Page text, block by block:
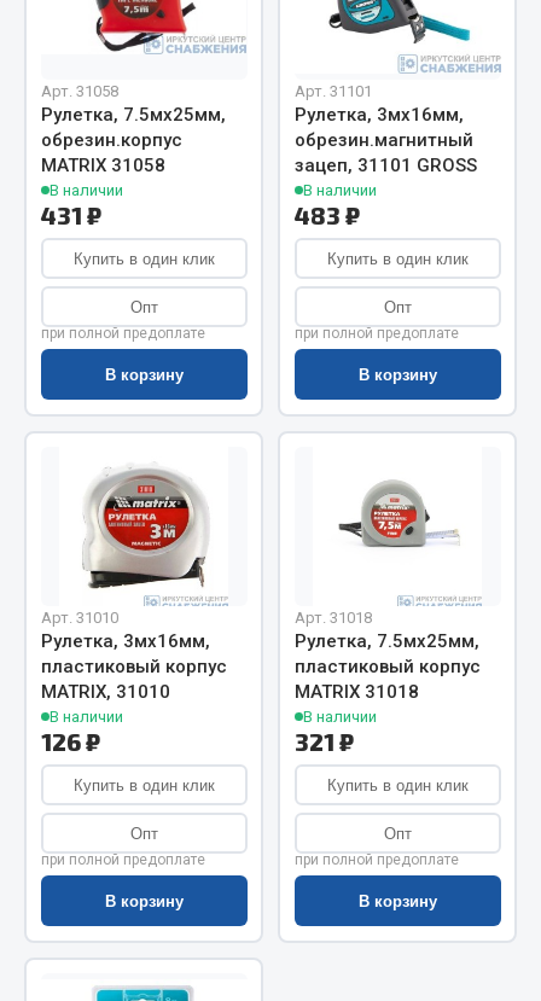
Весь раздел
Автомобильная электрика
Автолампы
Блоки реле и предохранителей
Вилки нагрузочные
Выключатели и переключатели клавишные
Выключатели кнопочные
Выключатель массы
Изолента
Показать ещё
Весь раздел
Запчасти на полуприцепы
Амортизаторы для полуприцепов
Весь раздел
Запчасти КамАЗ
Двигатель
Система питания
Система выпуска газа
Система охлаждения
Коробка передач
Арт. 31058
Рулетка, 7.5мх25мм,
обрезин.корпус
MATRIX 31058
В наличии
431 ₽
Купить в один клик
Опт
при полной предоплате
В корзину
Арт. 31101
Рулетка, 3мх16мм,
обрезин.магнитный
зацеп, 31101 GROSS
В наличии
483 ₽
Купить в один клик
Опт
при полной предоплате
В корзину
Арт. 31010
Рулетка, 3мх16мм,
пластиковый корпус
MATRIX, 31010
В наличии
126 ₽
Купить в один клик
Опт
при полной предоплате
В корзину
Арт. 31018
Рулетка, 7.5мх25мм,
пластиковый корпус
MATRIX 31018
В наличии
321 ₽
Купить в один клик
Опт
при полной предоплате
В корзину